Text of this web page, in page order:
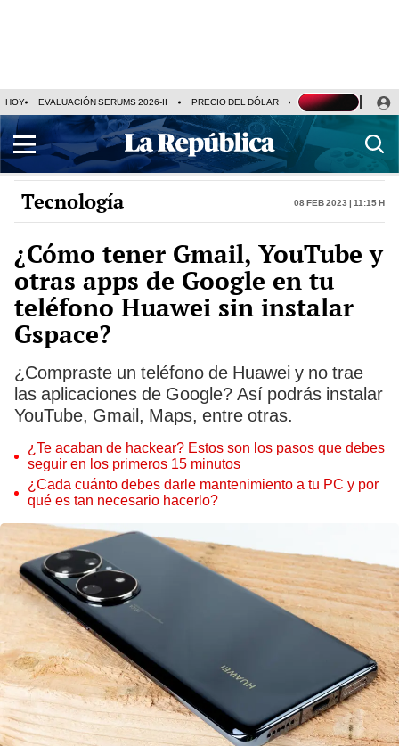
HOY EVALUACIÓN SERUMS 2026-II PRECIO DEL DÓLAR SERIE
Tecnología 08 Feb 2023 | 11:15 h
¿Cómo tener Gmail, YouTube y
otras apps de Google en tu
teléfono Huawei sin instalar
Gspace?
¿Compraste un teléfono de Huawei y no trae
las aplicaciones de Google? Así podrás instalar
YouTube, Gmail, Maps, entre otras.
¿Te acaban de hackear? Estos son los pasos que debes
seguir en los primeros 15 minutos
¿Cada cuánto debes darle mantenimiento a tu PC y por
qué es tan necesario hacerlo?